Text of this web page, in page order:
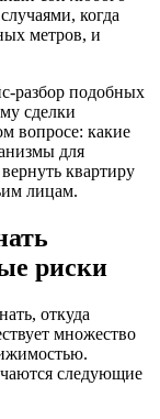
когда
метров, и
разбор подобных
сделки
вопросе: какие
для
квартиру
лицам.
риски
откуда
множество
следующие